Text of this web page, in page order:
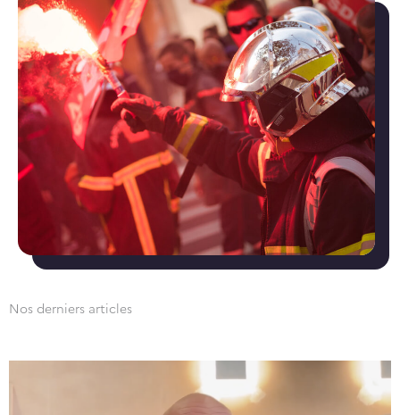
Nos derniers articles